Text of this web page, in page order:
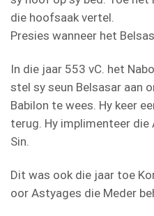
die hoofsaak vertel.
Presies wanneer het
In die jaar 553 vC. het
stel sy seun Belsasar aan
Babilon te wees. Hy keer
terug. Hy implimenteer
Sin.
Dit was ook die jaar toe
oor Astyages die Meder